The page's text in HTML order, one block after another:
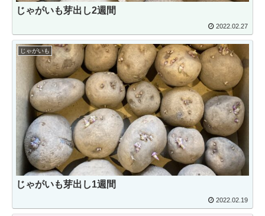
じゃがいも芽出し2週間
2022.02.27
じゃがいも
じゃがいも芽出し1週間
2022.02.19